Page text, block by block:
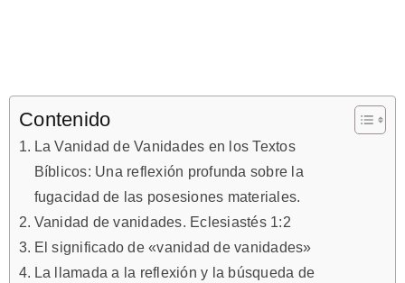
Contenido
La Vanidad de Vanidades en los Textos
Bíblicos: Una reflexión profunda sobre la
fugacidad de las posesiones materiales.
Vanidad de vanidades. Eclesiastés 1:2
El significado de «vanidad de vanidades»
La llamada a la reflexión y la búsqueda de